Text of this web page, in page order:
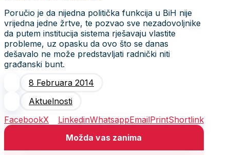
Poručio je da nijedna politička funkcija u BiH nije
vrijedna jedne žrtve, te pozvao sve nezadovoljnike
da putem institucija sistema rješavaju vlastite
probleme, uz opasku da ovo što se danas
dešavalo ne može predstavljati radnički niti
građanski bunt.
8 Februara 2014
Aktuelnosti
FacebookX LinkedinWhatsappEmailPrintShortlink
Možda vas zanima